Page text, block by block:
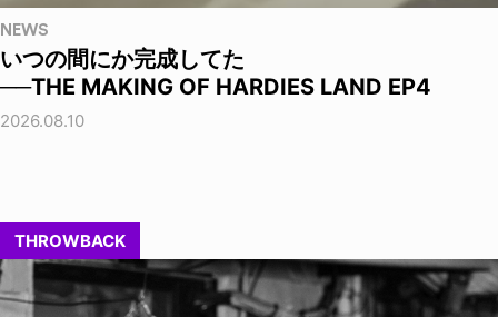
NEWS
いつの間にか完成してた
──THE MAKING OF HARDIES LAND EP4
2026.08.10
THROWBACK